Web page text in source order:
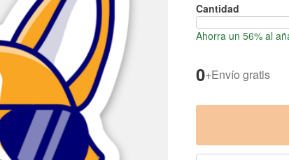
Cantidad
Ahorra un 56% al
0+Envío gratis